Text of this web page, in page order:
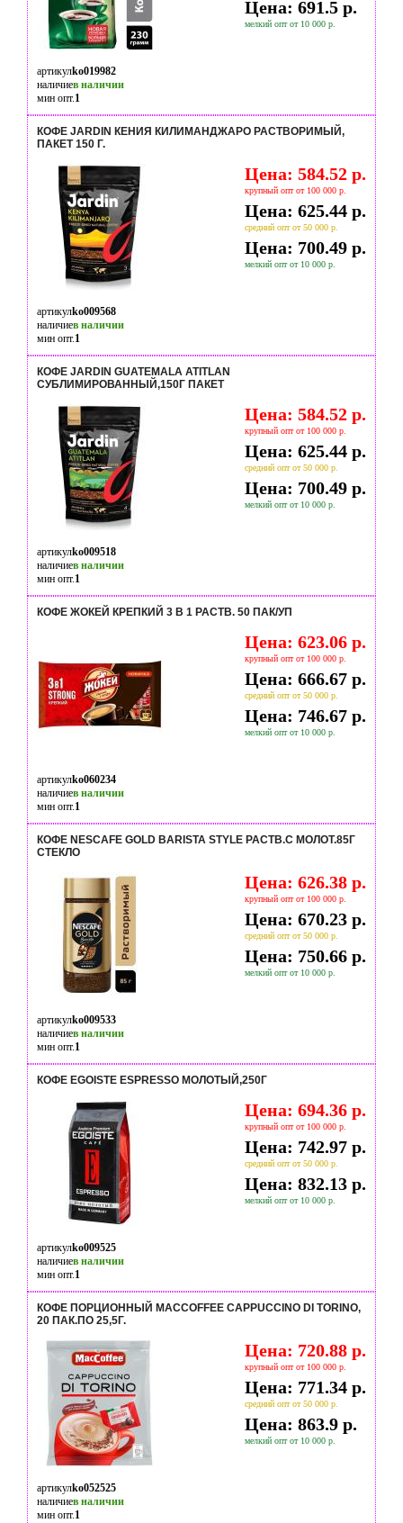
Цена: 691.5 р.
мелкий опт от 10 000 р.
артикулko019982
наличиев наличии
мин опт.1
КОФЕ JARDIN КЕНИЯ КИЛИМАНДЖАРО РАСТВОРИМЫЙ,
ПАКЕТ 150 Г.
Цена: 584.52 р.
крупный опт от 100 000 р.
Цена: 625.44 р.
средний опт от 50 000 р.
Цена: 700.49 р.
мелкий опт от 10 000 р.
артикулko009568
наличиев наличии
мин опт.1
КОФЕ JARDIN GUATEMALA ATITLAN
СУБЛИМИРОВАННЫЙ,150Г ПАКЕТ
Цена: 584.52 р.
крупный опт от 100 000 р.
Цена: 625.44 р.
средний опт от 50 000 р.
Цена: 700.49 р.
мелкий опт от 10 000 р.
артикулko009518
наличиев наличии
мин опт.1
КОФЕ ЖОКЕЙ КРЕПКИЙ 3 В 1 РАСТВ. 50 ПАК/УП
Цена: 623.06 р.
крупный опт от 100 000 р.
Цена: 666.67 р.
средний опт от 50 000 р.
Цена: 746.67 р.
мелкий опт от 10 000 р.
артикулko060234
наличиев наличии
мин опт.1
КОФЕ NESCAFE GOLD BARISTA STYLE РАСТВ.С МОЛОТ.85Г
СТЕКЛО
Цена: 626.38 р.
крупный опт от 100 000 р.
Цена: 670.23 р.
средний опт от 50 000 р.
Цена: 750.66 р.
мелкий опт от 10 000 р.
артикулko009533
наличиев наличии
мин опт.1
КОФЕ EGOISTE ESPRESSO МОЛОТЫЙ,250Г
Цена: 694.36 р.
крупный опт от 100 000 р.
Цена: 742.97 р.
средний опт от 50 000 р.
Цена: 832.13 р.
мелкий опт от 10 000 р.
артикулko009525
наличиев наличии
мин опт.1
КОФЕ ПОРЦИОННЫЙ MACCOFFEE CAPPUCCINO DI TORINO,
20 ПАК.ПО 25,5Г.
Цена: 720.88 р.
крупный опт от 100 000 р.
Цена: 771.34 р.
средний опт от 50 000 р.
Цена: 863.9 р.
мелкий опт от 10 000 р.
артикулko052525
наличиев наличии
мин опт.1